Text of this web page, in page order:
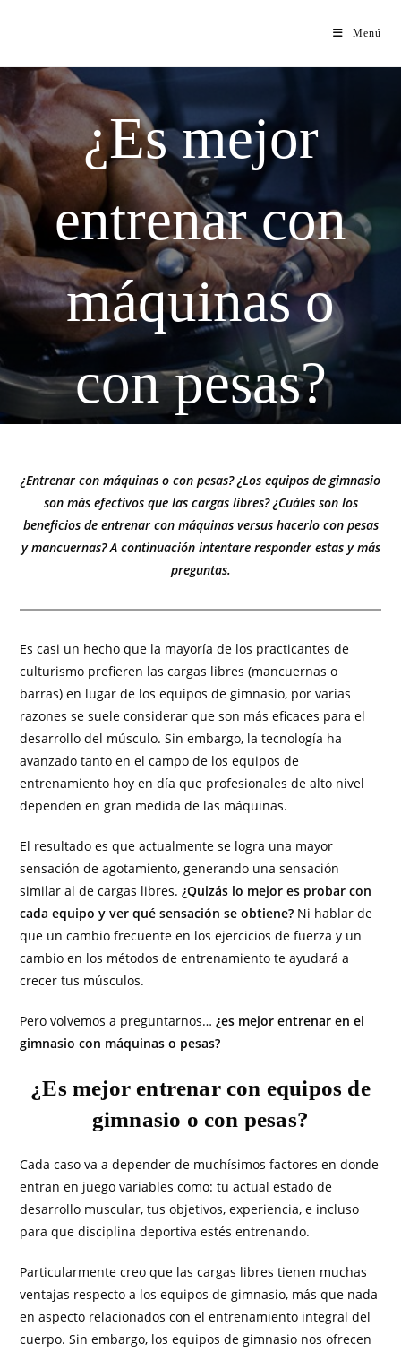
Menú
¿Es mejor
entrenar con
máquinas o
con pesas?
¿Entrenar con máquinas o con pesas? ¿Los equipos de gimnasio
son más efectivos que las cargas libres? ¿Cuáles son los
beneficios de entrenar con máquinas versus hacerlo con pesas
y mancuernas? A continuación intentare responder estas y más
preguntas.
Es casi un hecho que la mayoría de los practicantes de
culturismo prefieren las cargas libres (mancuernas o
barras) en lugar de los equipos de gimnasio, por varias
razones se suele considerar que son más eficaces para el
desarrollo del músculo. Sin embargo, la tecnología ha
avanzado tanto en el campo de los equipos de
entrenamiento hoy en día que profesionales de alto nivel
dependen en gran medida de las máquinas.
El resultado es que actualmente se logra una mayor
sensación de agotamiento, generando una sensación
similar al de cargas libres.¿Quizás lo mejor es probar con
cada equipo y ver qué sensación se obtiene? Ni hablar de
que un cambio frecuente en los ejercicios de fuerza y un
cambio en los métodos de entrenamiento te ayudará a
crecer tus músculos.
Pero volvemos a preguntarnos…¿es mejor entrenar en el
gimnasio con máquinas o pesas?
¿Es mejor entrenar con equipos de
gimnasio o con pesas?
Cada caso va a depender de muchísimos factores en donde
entran en juego variables como: tu actual estado de
desarrollo muscular, tus objetivos, experiencia, e incluso
para que disciplina deportiva estés entrenando.
Particularmente creo que las cargas libres tienen muchas
ventajas respecto a los equipos de gimnasio, más que nada
en aspecto relacionados con el entrenamiento integral del
cuerpo. Sin embargo, los equipos de gimnasio nos ofrecen